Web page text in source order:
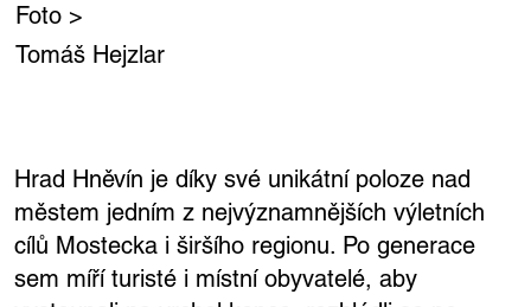
Hrad Hněvín je díky své unikátní poloze nad
městem jedním z nejvýznamnějších výletních
cílů Mostecka i širšího regionu. Po generace
sem míří turisté i místní obyvatelé, aby
Foto >
Tomáš Hejzlar